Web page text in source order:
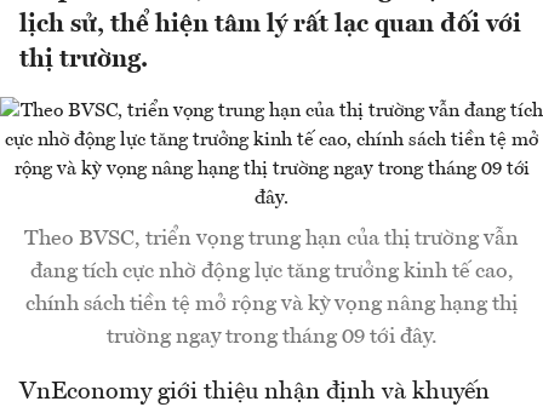
lịch sử, thể hiện tâm lý rất lạc quan đối với
thị trường.
Theo BVSC, triển vọng trung hạn của thị trường vẫn
đang tích cực nhờ động lực tăng trưởng kinh tế cao,
chính sách tiền tệ mở rộng và kỳ vọng nâng hạng thị
trường ngay trong tháng 09 tới đây.
VnEconomy giới thiệu nhận định và khuyến